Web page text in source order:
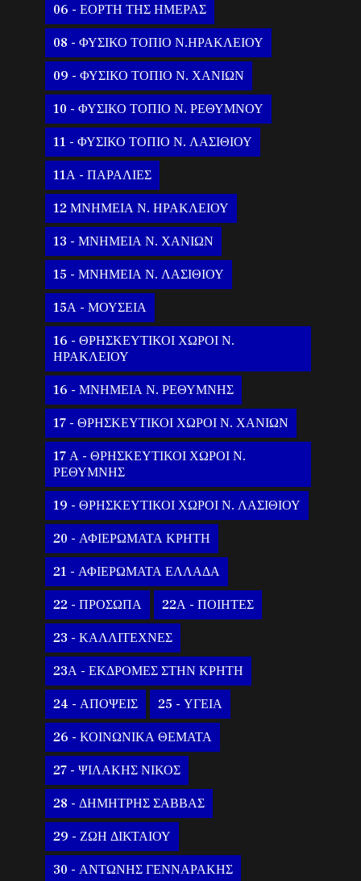
06 - ΕΟΡΤΗ ΤΗΣ ΗΜΕΡΑΣ
08 - ΦΥΣΙΚΟ ΤΟΠΙΟ Ν.ΗΡΑΚΛΕΙΟΥ
09 - ΦΥΣΙΚΟ ΤΟΠΙΟ Ν. ΧΑΝΙΩΝ
10 - ΦΥΣΙΚΟ ΤΟΠΙΟ Ν. ΡΕΘΥΜΝΟΥ
11 - ΦΥΣΙΚΟ ΤΟΠΙΟ Ν. ΛΑΣΙΘΙΟΥ
11Α - ΠΑΡΑΛΙΕΣ
12 ΜΝΗΜΕΙΑ Ν. ΗΡΑΚΛΕΙΟΥ
13 - ΜΝΗΜΕΙΑ Ν. ΧΑΝΙΩΝ
15 - ΜΝΗΜΕΙΑ Ν. ΛΑΣΙΘΙΟΥ
15Α - ΜΟΥΣΕΙΑ
16 - ΘΡΗΣΚΕΥΤΙΚΟΙ ΧΩΡΟΙ Ν.
ΗΡΑΚΛΕΙΟΥ
16 - ΜΝΗΜΕΙΑ Ν. ΡΕΘΥΜΝΗΣ
17 - ΘΡΗΣΚΕΥΤΙΚΟΙ ΧΩΡΟΙ Ν. ΧΑΝΙΩΝ
17 Α - ΘΡΗΣΚΕΥΤΙΚΟΙ ΧΩΡΟΙ Ν.
ΡΕΘΥΜΝΗΣ
19 - ΘΡΗΣΚΕΥΤΙΚΟΙ ΧΩΡΟΙ Ν. ΛΑΣΙΘΙΟΥ
20 - ΑΦΙΕΡΩΜΑΤΑ ΚΡΗΤΗ
21 - ΑΦΙΕΡΩΜΑΤΑ ΕΛΛΑΔΑ
22 - ΠΡΟΣΩΠΑ 22Α - ΠΟΙΗΤΕΣ
23 - ΚΑΛΛΙΤΕΧΝΕΣ
23Α - ΕΚΔΡΟΜΕΣ ΣΤΗΝ ΚΡΗΤΗ
24 - ΑΠΟΨΕΙΣ 25 - ΥΓΕΙΑ
26 - ΚΟΙΝΩΝΙΚΑ ΘΕΜΑΤΑ
27 - ΨΙΛΑΚΗΣ ΝΙΚΟΣ
28 - ΔΗΜΗΤΡΗΣ ΣΑΒΒΑΣ
29 - ΖΩΗ ΔΙΚΤΑΙΟΥ
30 - ΑΝΤΩΝΗΣ ΓΕΝΝΑΡΑΚΗΣ